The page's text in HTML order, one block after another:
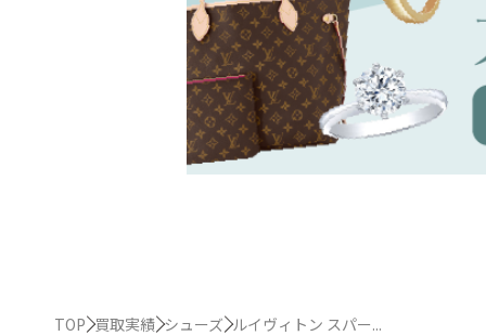
TOP 買取実績 シューズ ルイヴィトン スパー...